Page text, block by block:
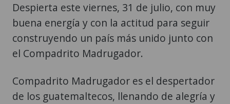
Despierta este viernes, 31 de julio, con muy
buena energía y con la actitud para seguir
construyendo un país más unido junto con
el Compadrito Madrugador.
Compadrito Madrugador es el despertador
de los guatemaltecos, llenando de alegría y